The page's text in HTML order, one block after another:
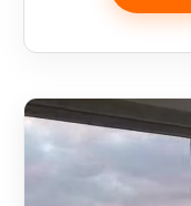
Bosnia and
Herzegovina
Bulgaristan
Bursa